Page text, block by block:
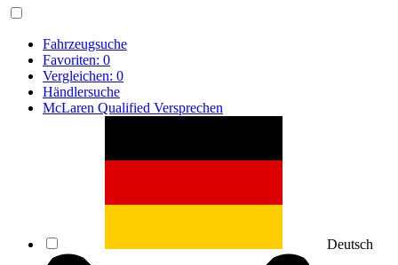
Fahrzeugsuche
Favoriten: 0
Vergleichen: 0
Händlersuche
McLaren Qualified Versprechen
Deutsch